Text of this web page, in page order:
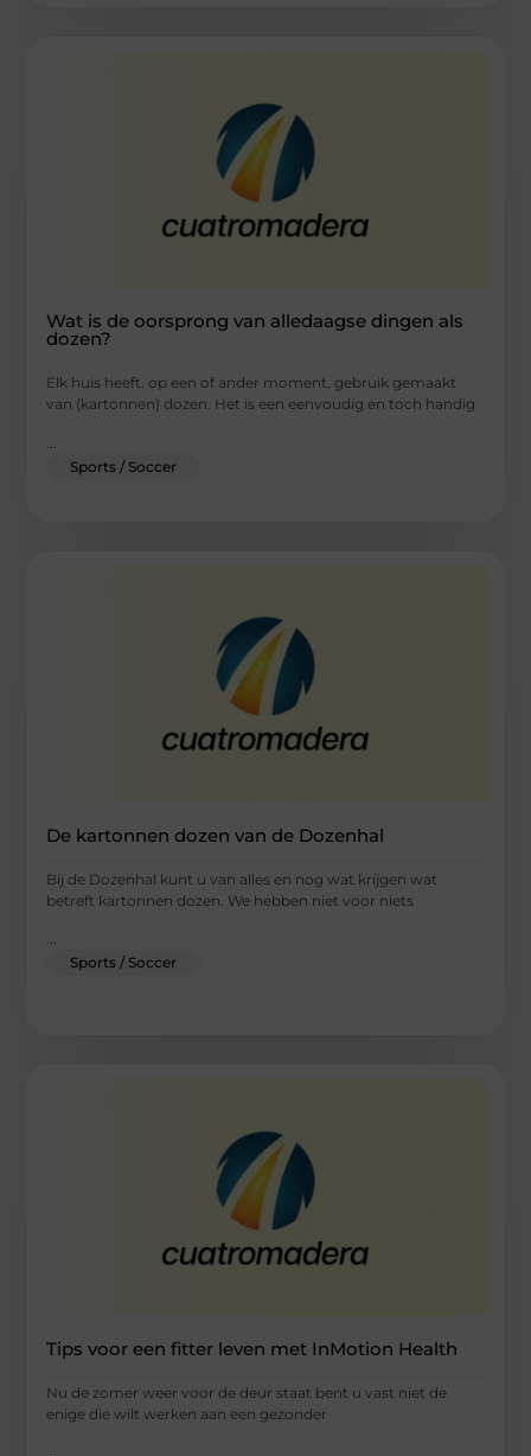
Wat is de oorsprong van alledaagse dingen als
dozen?
Elk huis heeft, op een of ander moment, gebruik gemaakt
van (kartonnen) dozen. Het is een eenvoudig en toch handig
Sports / Soccer
De kartonnen dozen van de Dozenhal
Bij de Dozenhal kunt u van alles en nog wat krijgen wat
betreft kartonnen dozen. We hebben niet voor niets
...
Sports / Soccer
Tips voor een fitter leven met InMotion Health
Nu de zomer weer voor de deur staat bent u vast niet de
enige die wilt werken aan een gezonder